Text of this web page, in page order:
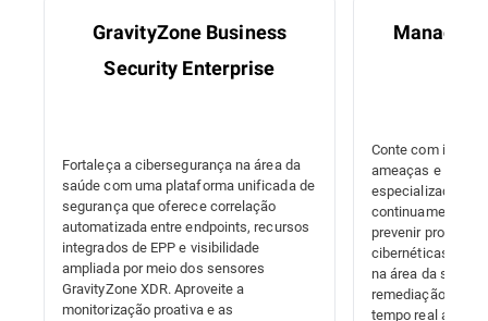
GravityZone Business
Security Enterprise
Fortaleça a cibersegurança na área da
saúde com uma plataforma unificada de
segurança que oferece correlação
automatizada entre endpoints, recursos
integrados de EPP e visibilidade
ampliada por meio dos sensores
GravityZone XDR. Aproveite a
monitorização proativa e as
Managed
Conte com
ameaças e
especializados
continuamente,
prevenir
cibernéticas.
na área da saúde
remediação
tempo real a